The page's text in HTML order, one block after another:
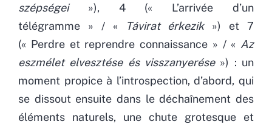
szépségei»), 4 (« L’arrivée d’un
télégramme » / «
Távirat érkezik») et 7
(« Perdre et reprendre connaissance » / « Az
eszmélet elvesztése és visszanyerése») : un
moment propice à l’introspection, d’abord, qui
se dissout ensuite dans le déchaînement des
éléments naturels, une chute grotesque et